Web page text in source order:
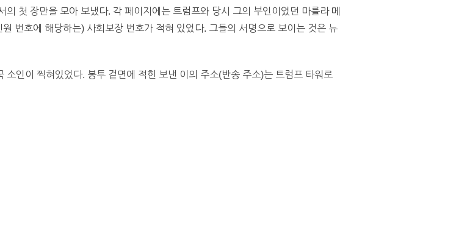
첫 장만을 모아 보냈다. 각 페이지에는 트럼프와 당시 그의 부인이었던 마를라 메
번호에 해당하는) 사회보장 번호가 적혀 있었다. 그들의 서명으로 보이는 것은 뉴
인이 찍혀있었다. 봉투 겉면에 적힌 보낸 이의 주소(반송 주소)는 트럼프 타워로